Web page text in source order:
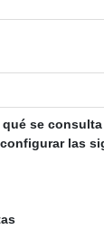
se
las